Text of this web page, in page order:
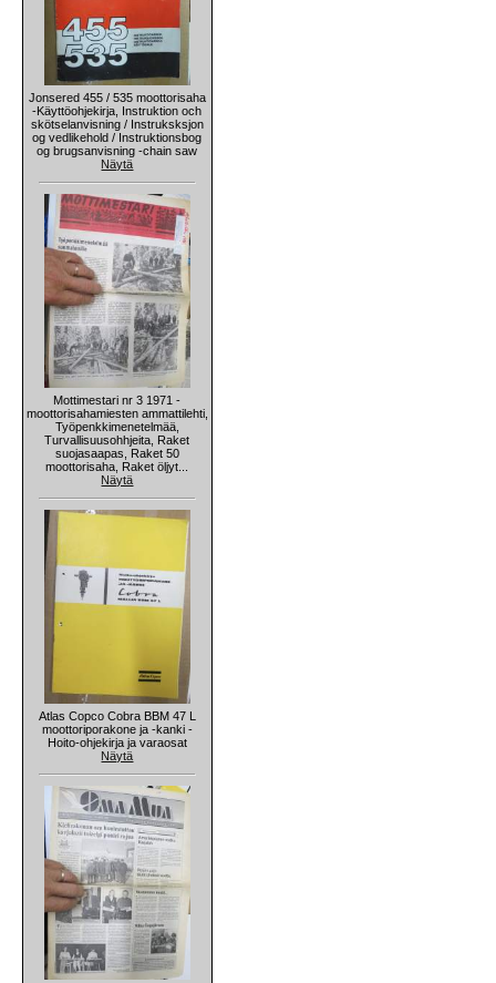
Jonsered 455 / 535 moottorisaha
-Käyttöohjekirja, Instruktion och
skötselanvisning / Instruksksjon
og vedlikehold / Instruktionsbog
og brugsanvisning -chain saw
Näytä
Mottimestari nr 3 1971 -
moottorisahamiesten ammattilehti,
Työpenkkimenetelmää,
Turvallisuusohhjeita, Raket
suojasaapas, Raket 50
moottorisaha, Raket öljyt...
Näytä
Atlas Copco Cobra BBM 47 L
moottoriporakone ja -kanki -
Hoito-ohjekirja ja varaosat
Näytä